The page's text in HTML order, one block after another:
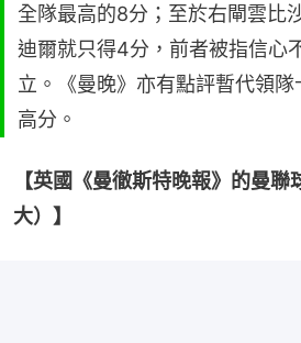
全隊最高的8分；至於右閘雲比
迪爾就只得4分，前者被指信心
立。《曼晚》亦有點評暫代領
高分。
【英國《曼徹斯特晚報》的曼
大）】